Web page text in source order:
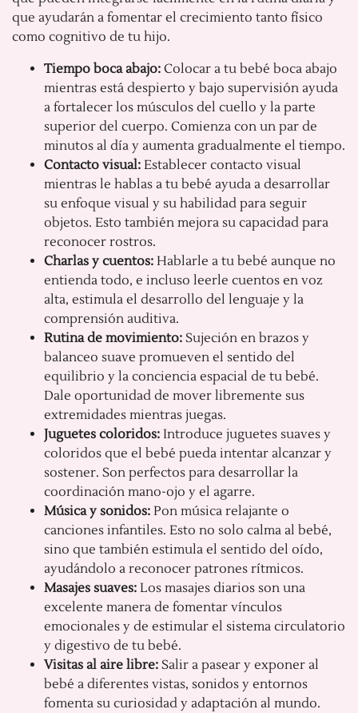
que ayudarán a fomentar el crecimiento tanto físico
como cognitivo de tu hijo.
Tiempo boca abajo: Colocar a tu bebé boca abajo
mientras está despierto y bajo supervisión ayuda
a fortalecer los músculos del cuello y la parte
superior del cuerpo. Comienza con un par de
minutos al día y aumenta gradualmente el tiempo.
Contacto visual: Establecer contacto visual
mientras le hablas a tu bebé ayuda a desarrollar
su enfoque visual y su habilidad para seguir
objetos. Esto también mejora su capacidad para
reconocer rostros.
Charlas y cuentos: Hablarle a tu bebé aunque no
entienda todo, e incluso leerle cuentos en voz
alta, estimula el desarrollo del lenguaje y la
comprensión auditiva.
Rutina de movimiento: Sujeción en brazos y
balanceo suave promueven el sentido del
equilibrio y la conciencia espacial de tu bebé.
Dale oportunidad de mover libremente sus
extremidades mientras juegas.
Juguetes coloridos: Introduce juguetes suaves y
coloridos que el bebé pueda intentar alcanzar y
sostener. Son perfectos para desarrollar la
coordinación mano-ojo y el agarre.
Música y sonidos: Pon música relajante o
canciones infantiles. Esto no solo calma al bebé,
sino que también estimula el sentido del oído,
ayudándolo a reconocer patrones rítmicos.
Masajes suaves: Los masajes diarios son una
excelente manera de fomentar vínculos
emocionales y de estimular el sistema circulatorio
y digestivo de tu bebé.
Visitas al aire libre: Salir a pasear y exponer al
bebé a diferentes vistas, sonidos y entornos
fomenta su curiosidad y adaptación al mundo.